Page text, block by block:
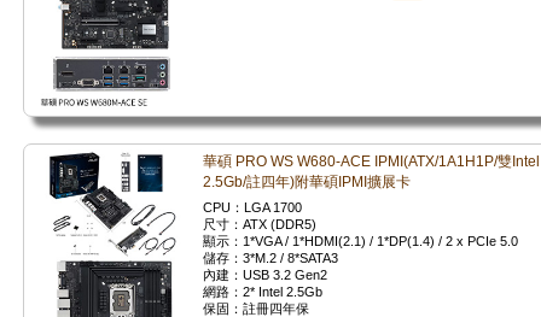
華碩 PRO WS W680-ACE IPMI(ATX/1A1H1P/雙Intel
2.5Gb/註四年)附華碩IPMI擴展卡
CPU：LGA 1700
尺寸：ATX (DDR5)
顯示：1*VGA / 1*HDMI(2.1) / 1*DP(1.4) / 2 x PCIe 5.0
儲存：3*M.2 / 8*SATA3
內建：USB 3.2 Gen2
網路：2* Intel 2.5Gb
保固：註冊四年保